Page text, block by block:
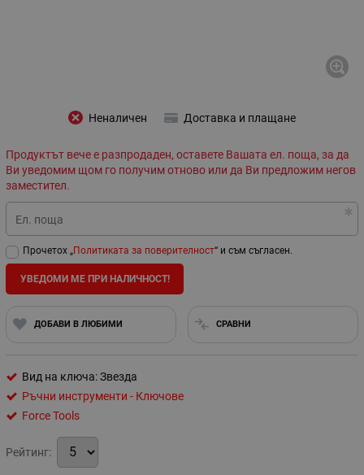
Неналичен Доставка и плащане
Продуктът вече е разпродаден, оставете Вашата ел. поща, за да
Ви уведомим щом го получим отново или да Ви предложим негов
заместител.
Ел. поща
Прочетох „Политиката за поверителност“ и съм съгласен.
УВЕДОМИ МЕ ПРИ НАЛИЧНОСТ!
ДОБАВИ В ЛЮБИМИ СРАВНИ
Вид на ключа: Звезда
Ръчни инструменти - Ключове
Force Tools
Рейтинг: